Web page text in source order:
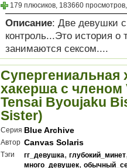
179 плюсиков, 183660
Описание: Две девушки
контроль...Это история
занимаются сексом....
Супергениальная
хакерша с членом
Tensai Byoujaku
Sister)
Серия Blue Archive
Автор Canvas Solaris
Тэги гг_девушка, глубокий_минет
много_девушек,